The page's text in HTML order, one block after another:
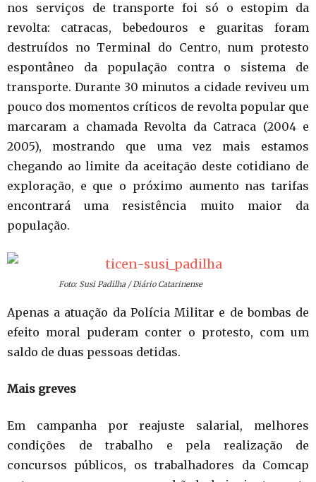
nos serviços de transporte foi só o estopim da
revolta: catracas, bebedouros e guaritas foram
destruídos no Terminal do Centro, num protesto
espontâneo da população contra o sistema de
transporte. Durante 30 minutos a cidade reviveu um
pouco dos momentos críticos de revolta popular que
marcaram a chamada Revolta da Catraca (2004 e
2005), mostrando que uma vez mais estamos
chegando ao limite da aceitação deste cotidiano de
exploração, e que o próximo aumento nas tarifas
encontrará uma resistência muito maior da
população.
Foto: Susi Padilha / Diário Catarinense
Apenas a atuação da Polícia Militar e de bombas de
efeito moral puderam conter o protesto, com um
saldo de duas pessoas detidas.
Mais greves
Em campanha por reajuste salarial, melhores
condições de trabalho e pela realização de
concursos públicos, os trabalhadores da Comcap